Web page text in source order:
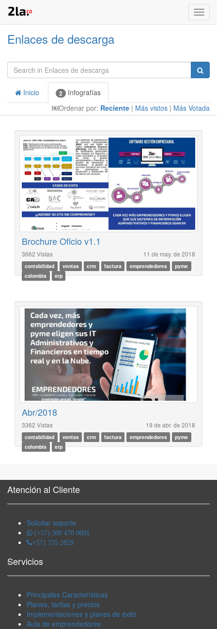
Menú
de
Enlaces de descarga
Inicio 2
Infografías
￼Ordenar por: Reciente | Más vistos | Más Votada
Brochure Oficio v1.1
3662 Vistas 11 de may. de 2018
contabilidad ventas crm factura emprendedores
pyme
colombia
erp
Abr/2018
3362 Vistas 19 de abr. de 2018
contabilidad ventas crm factura emprendedores
pyme
colombia
erp
Atención al Cliente
Solicitar soporte
(+57) 300 470 0001
+571 755 2829
Servicios
Principales Características
Planes, tarifas y precios
Implementaciones y planes de éxito
Aula de emprendedores